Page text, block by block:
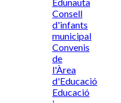
Consell
d'infants
municipal
Convenis
de
l'Àrea
d'Educació
Educació